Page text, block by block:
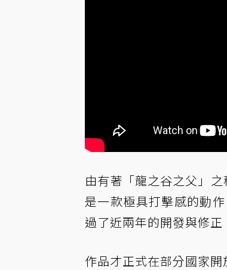
由有著「龍之谷之父」
是一款極具打擊感的動
過了近兩年的開發與修正
作品才正式在部分國家開